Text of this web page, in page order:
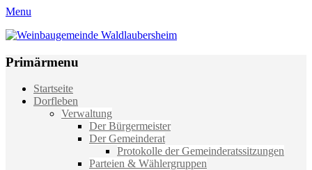
Menu
Weinbaugemeinde Waldlaubersheim
Primärmenu
Weiter
zum
Startseite
Dorfleben
Verwaltung
Der Bürgermeister
Der Gemeinderat
Protokolle der Gemeinderatssitzungen
Parteien & Wählergruppen